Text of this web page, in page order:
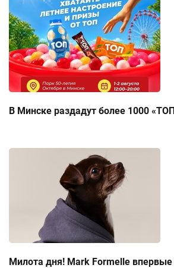
В Минске раздадут более 1000
Милота дня! Mark Formelle